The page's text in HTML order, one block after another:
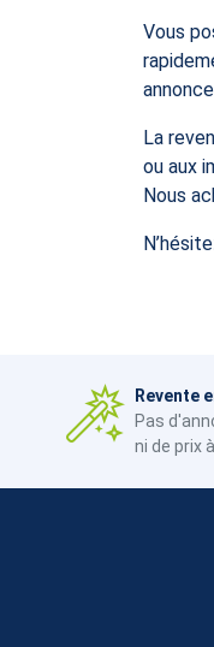
Vous
La
ou aux
Nous
Revente
Pas
ni de prix